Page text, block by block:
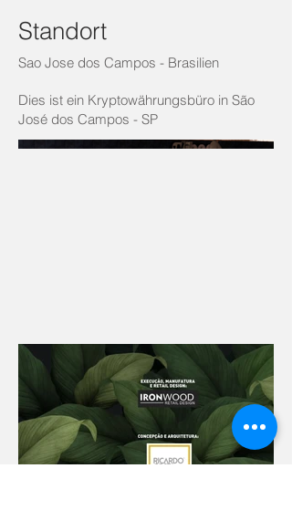
Standort
Sao Jose dos Campos - Brasilien
Dies ist ein Kryptowährungsbüro in São
José dos Campos - SP